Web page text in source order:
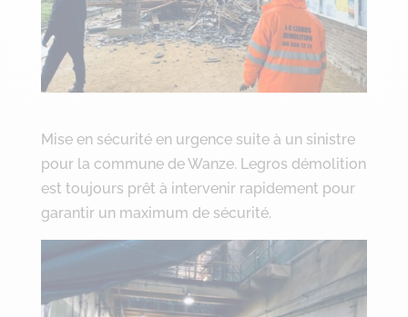
Mise en sécurité en urgence suite à un sinistre
pour la commune de Wanze. Legros démolition
est toujours prêt à intervenir rapidement pour
garantir un maximum de sécurité.